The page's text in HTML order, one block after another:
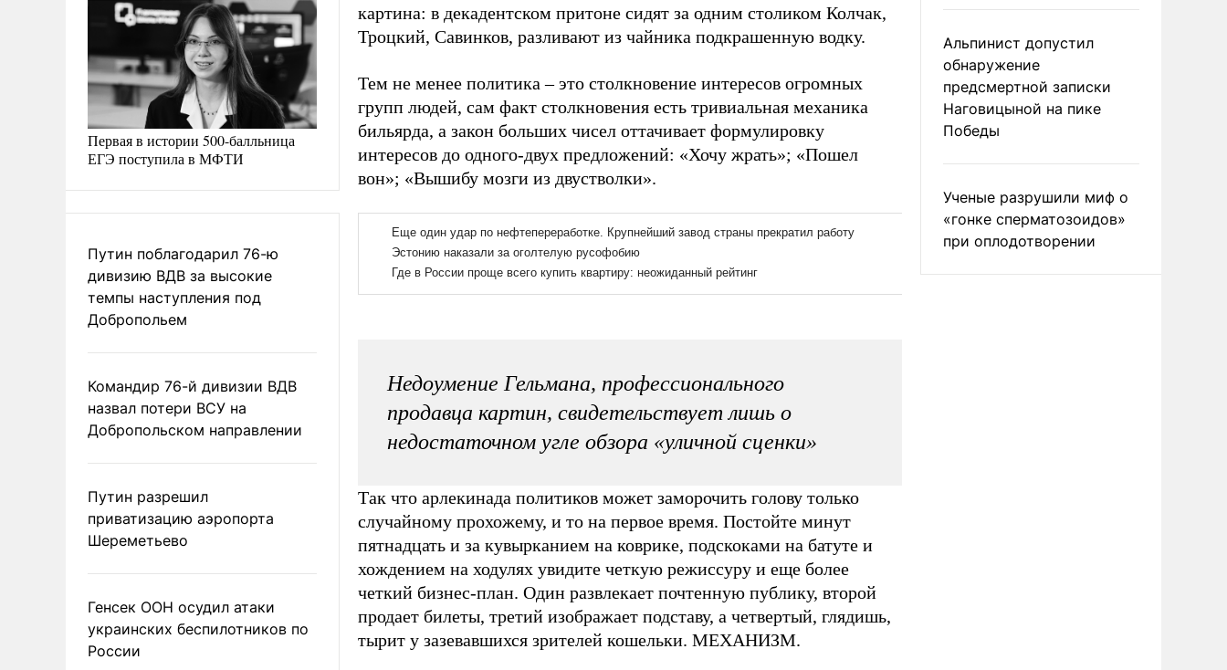
Первая в истории 500-балльница
ЕГЭ поступила в МФТИ
Путин поблагодарил 76-ю
дивизию ВДВ за высокие
темпы наступления под
Добропольем
Командир 76-й дивизии ВДВ
назвал потери ВСУ на
Добропольском направлении
Путин разрешил
приватизацию аэропорта
Шереметьево
Генсек ООН осудил атаки
украинских беспилотников по
России
картина: в декадентском притоне сидят за одним столиком Колчак,
Троцкий, Савинков, разливают из чайника подкрашенную водку.
Тем не менее политика – это столкновение интересов огромных
групп людей, сам факт столкновения есть тривиальная механика
бильярда, а закон больших чисел оттачивает формулировку
интересов до одного-двух предложений: «Хочу жрать»; «Пошел
вон»; «Вышибу мозги из двустволки».
Недоумение Гельмана, профессионального
продавца картин, свидетельствует лишь о
недостаточном угле обзора «уличной сценки»
Так что арлекинада политиков может заморочить голову только
случайному прохожему, и то на первое время. Постойте минут
пятнадцать и за кувырканием на коврике, подскоками на батуте и
хождением на ходулях увидите четкую режиссуру и еще более
четкий бизнес-план. Один развлекает почтенную публику, второй
продает билеты, третий изображает подставу, а четвертый, глядишь,
тырит у зазевавшихся зрителей кошельки. МЕХАНИЗМ.
Альпинист допустил
обнаружение
предсмертной записки
Наговицыной на пике
Победы
Ученые разрушили миф о
«гонке сперматозоидов»
при оплодотворении